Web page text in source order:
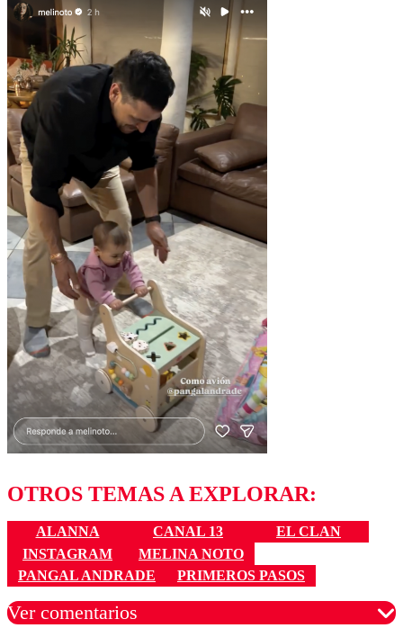
OTROS TEMAS A EXPLORAR:
ALANNA CANAL 13
EL CLAN
INSTAGRAM
MELINA NOTO
PANGAL ANDRADE
PRIMEROS PASOS
Ver comentarios